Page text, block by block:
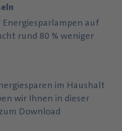
Energiesparlampen auf
rund 80 % weniger
im Haushalt
wir Ihnen in dieser
Download